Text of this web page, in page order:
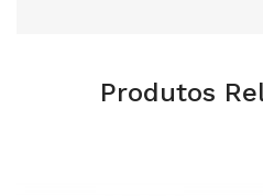
Produtos